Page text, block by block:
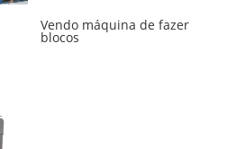
Vendo máquina de fazer
blocos